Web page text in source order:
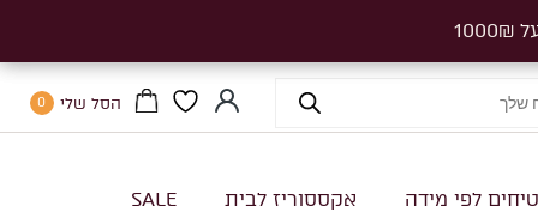
הסל שלי 0
לפי מידה אקססוריז לבית SALE